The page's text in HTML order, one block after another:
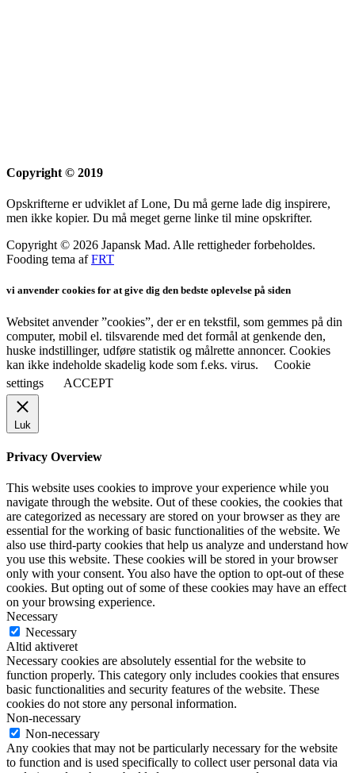
Copyright © 2019
Opskrifterne er udviklet af Lone, Du må gerne lade dig inspirere,
men ikke kopier. Du må meget gerne linke til mine opskrifter.
Copyright © 2026 Japansk Mad. Alle rettigheder forbeholdes.
Fooding tema afFRT
vi anvender cookies for at give dig den bedste oplevelse på siden
Websitet anvender ”cookies”, der er en tekstfil, som gemmes på din
computer, mobil el. tilsvarende med det formål at genkende den,
huske indstillinger, udføre statistik og målrette annoncer. Cookies
kan ikke indeholde skadelig kode som f.eks. virus.
Cookie
settings
ACCEPT
Luk
Privacy Overview
This website uses cookies to improve your experience while you
navigate through the website. Out of these cookies, the cookies that
are categorized as necessary are stored on your browser as they are
essential for the working of basic functionalities of the website. We
also use third-party cookies that help us analyze and understand how
you use this website. These cookies will be stored in your browser
only with your consent. You also have the option to opt-out of these
cookies. But opting out of some of these cookies may have an effect
on your browsing experience.
Necessary
Necessary
Altid aktiveret
Necessary cookies are absolutely essential for the website to
function properly. This category only includes cookies that ensures
basic functionalities and security features of the website. These
cookies do not store any personal information.
Non-necessary
Non-necessary
Any cookies that may not be particularly necessary for the website
to function and is used specifically to collect user personal data via